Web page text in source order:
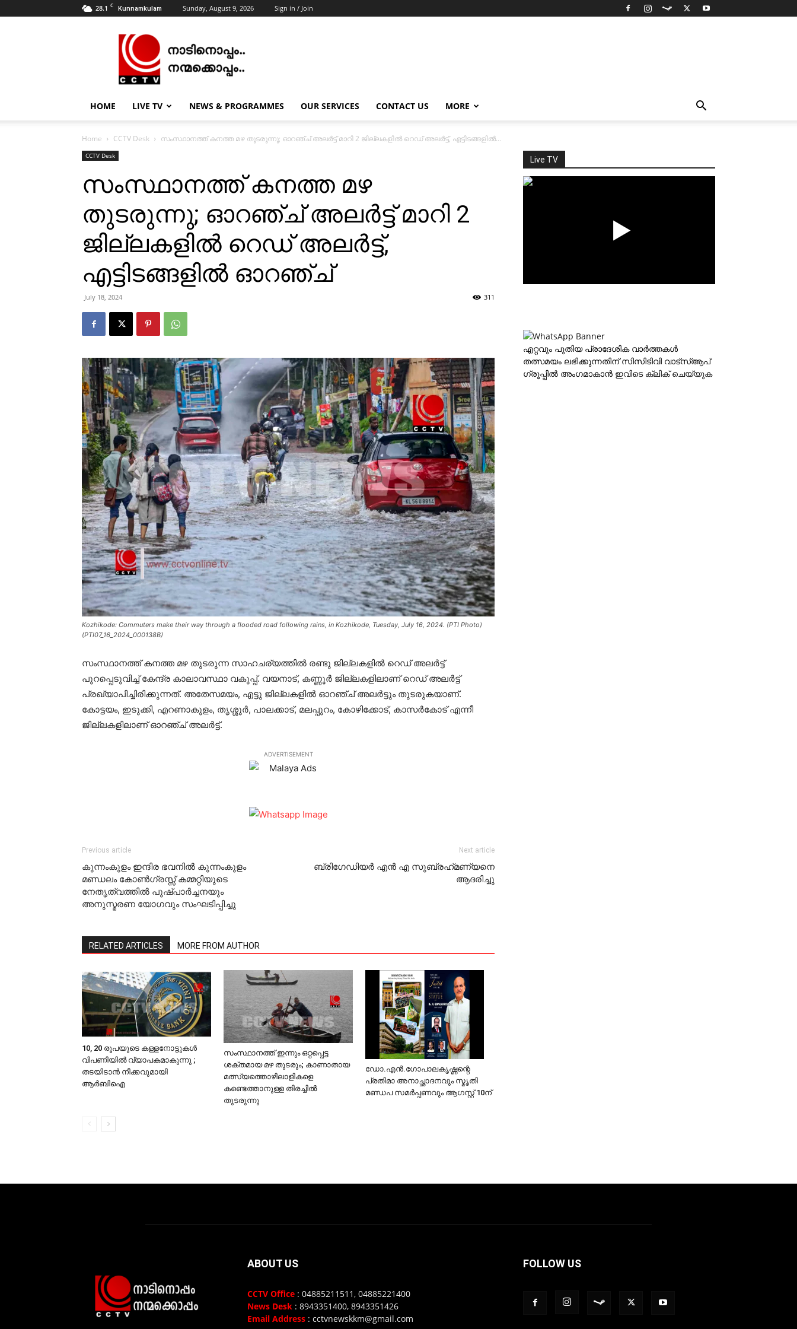
28.1 C Kunnamkulam Sunday, August 9, 2026 Sign in / Join
NEWS
|
KUNNAMKULAM
HOME LIVE TV NEWS & PROGRAMMES OUR SERVICES CONTACT US MORE
Home CCTV Desk സംസ്ഥാനത്ത് കനത്ത മഴ തുടരുന്നു; ഓറഞ്ച് അലർട്ട് മാറി 2 ജില്ലകളിൽ റെഡ് അലർട്ട്, എട്ടിടങ്ങളിൽ...
CCTV Desk
സംസ്ഥാനത്ത് കനത്ത മഴ
തുടരുന്നു; ഓറഞ്ച് അലർട്ട് മാറി 2
ജില്ലകളിൽ റെഡ് അലർട്ട്,
എട്ടിടങ്ങളിൽ ഓറഞ്ച്
July 18, 2024 311
Kozhikode: Commuters make their way through a flooded road following rains, in Kozhikode, Tuesday, July 16, 2024. (PTI Photo)
(PTI07_16_2024_000138B)
സംസ്ഥാനത്ത് കനത്ത മഴ തുടരുന്ന സാഹചര്യത്തിൽ രണ്ടു ജില്ലകളിൽ റെഡ് അലർട്ട്
പുറപ്പെടുവിച്ച് കേന്ദ്ര കാലാവസ്ഥാ വകുപ്പ്. വയനാട്, കണ്ണൂർ ജില്ലകളിലാണ് റെഡ് അലർട്ട്
പ്രഖ്യാപിച്ചിരിക്കുന്നത്. അതേസമയം, എട്ടു ജില്ലകളിൽ ഓറഞ്ച് അലർട്ടും തുടരുകയാണ്.
കോട്ടയം, ഇടുക്കി, എറണാകുളം, തൃശ്ശൂർ, പാലക്കാട്, മലപ്പുറം, കോഴിക്കോട്, കാസർകോട് എന്നീ
ജില്ലകളിലാണ് ഓറഞ്ച് അലർട്ട്.
ADVERTISEMENT
Previous article
കുന്നംകുളം ഇന്ദിര ഭവനില്‍ കുന്നംകുളം
മണ്ഡലം കോണ്‍ഗ്രസ്സ് കമ്മറ്റിയുടെ
നേതൃത്വത്തില്‍ പുഷ്പാര്‍ച്ചനയും
അനുസ്മരണ യോഗവും സംഘടിപ്പിച്ചു
Next article
ബ്രിഗേഡിയര്‍ എന്‍ എ സുബ്രഹ്‌മണ്യനെ
ആദരിച്ചു
RELATED ARTICLES MORE FROM AUTHOR
10, 20 രൂപയുടെ കള്ളനോട്ടുകൾ
വിപണിയിൽ വ്യാപകമാകുന്നു ;
തടയിടാൻ നീക്കവുമായി
ആർബിഐ
സംസ്ഥാനത്ത് ഇന്നും ഒറ്റപ്പെട്ട
ശക്തമായ മഴ തുടരും; കാണാതായ
മത്സ്യത്തൊഴിലാളികളെ
കണ്ടെത്താനുള്ള തിരച്ചിൽ
തുടരുന്നു
ഡോ.എന്‍.ഗോപാലകൃഷ്ണന്റെ
പ്രതിമാ അനാച്ഛാദനവും സ്മൃതി
മണ്ഡപ സമര്‍പ്പണവും ആഗസ്റ്റ് 10ന്
Live TV
എറ്റവും പുതിയ പ്രാദേശിക വാര്‍ത്തകള്‍
തത്സമയം ലഭിക്കുന്നതിന് സിസിടിവി വാട്‌സ്ആപ്
ഗ്രൂപ്പില്‍ അംഗമാകാന്‍ ഇവിടെ ക്ലിക് ചെയ്യുക
ABOUT US
CCTV Office : 04885211511, 04885221400
News Desk : 8943351400, 8943351426
Email Address : cctvnewskkm@gmail.com
FOLLOW US